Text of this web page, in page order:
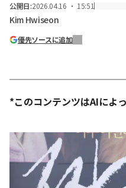
公開日:2026.04.16 ・ 15:51
Kim Hwiseon
優先ソースに追加
*このコンテンツはAIによ